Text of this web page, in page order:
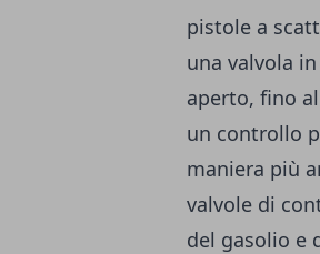
pistole a
una valvola
aperto, fino
un controllo
maniera più
valvole di
del gasolio e